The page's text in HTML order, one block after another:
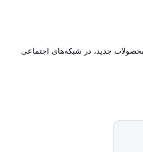
جدید، در شبکه‌های اجتماعی